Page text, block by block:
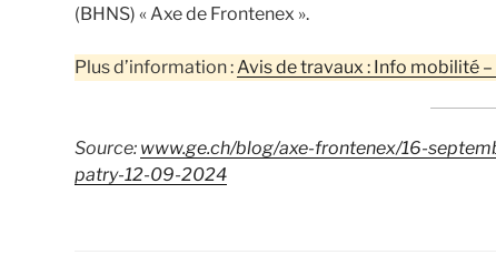
(BHNS) « Axe de Frontenex ».
Plus d’information :Avis de travaux : Info mobilité
Source: www.ge.ch/blog/axe-frontenex/16-
patry-12-09-2024